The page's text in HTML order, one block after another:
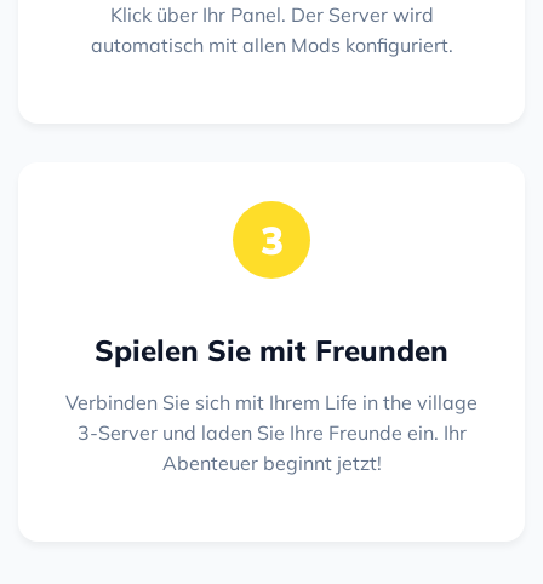
Klick über Ihr Panel. Der Server wird
automatisch mit allen Mods konfiguriert.
3
Spielen Sie mit Freunden
Verbinden Sie sich mit Ihrem Life in the village
3-Server und laden Sie Ihre Freunde ein. Ihr
Abenteuer beginnt jetzt!